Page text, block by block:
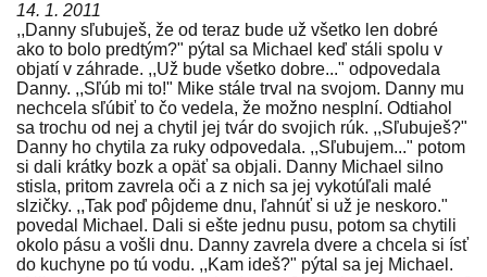
14. 1. 2011
,,Danny sľubuješ, že od teraz bude už všetko len dobré
ako to bolo predtým?" pýtal sa Michael keď stáli spolu v
objatí v záhrade. ,,Už bude všetko dobre..." odpovedala
Danny. ,,Sľúb mi to!" Mike stále trval na svojom. Danny mu
nechcela sľúbiť to čo vedela, že možno nesplní. Odtiahol
sa trochu od nej a chytil jej tvár do svojich rúk. ,,Sľubuješ?"
Danny ho chytila za ruky odpovedala. ,,Sľubujem..." potom
si dali krátky bozk a opäť sa objali. Danny Michael silno
stisla, pritom zavrela oči a z nich sa jej vykotúľali malé
slzičky. ,,Tak poď pôjdeme dnu, ľahnúť si už je neskoro."
povedal Michael. Dali si ešte jednu pusu, potom sa chytili
okolo pásu a vošli dnu. Danny zavrela dvere a chcela si ísť
do kuchyne po tú vodu. ,,Kam ideš?" pýtal sa jej Michael.